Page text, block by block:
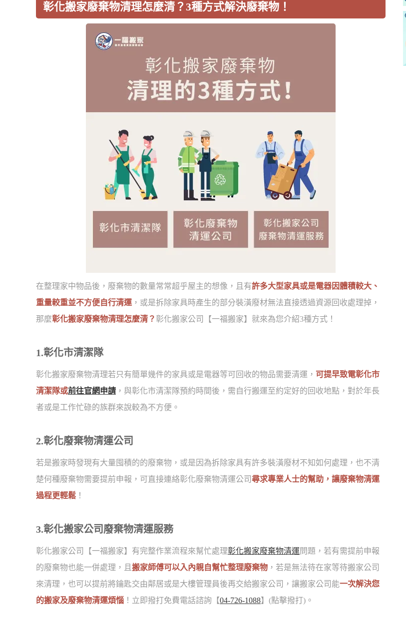
彰化搬家廢棄物清理怎麼清？3種方式解決廢棄物！
在整理家中物品後，廢棄物的數量常常超乎屋主的想像，且有許多大型家具或是電器因體積較大、
重量較重並不方便自行清運 ，或是拆除家具時產生的部分裝潢廢材無法直接透過資源回收處理掉，
那麼彰化搬家廢棄物清理怎麼清？彰化搬家公司【一福搬家】就來為您介紹3種方式！
1.彰化市清潔隊
彰化搬家廢棄物清理若只有簡單幾件的家具或是電器等可回收的物品需要清運， 可提早致電彰化市
清潔隊或前往官網申請 ，與彰化市清潔隊預約時間後，需自行搬運至約定好的回收地點，對於年長
者或是工作忙碌的族群來說較為不方便。
2.彰化廢棄物清運公司
若是搬家時發現有大量囤積的的廢棄物，或是因為拆除家具有許多裝潢廢材不知如何處理，也不清
楚何種廢棄物需要提前申報，可直接連絡彰化廢棄物清運公司 尋求專業人士的幫助，讓廢棄物清運
過程更輕鬆 ！
3.彰化搬家公司廢棄物清運服務
彰化搬家公司【一福搬家】有完整作業流程來幫忙處理彰化搬家廢棄物清運問題，若有需提前申報
的廢棄物也能一併處理，且 搬家師傅可以入內親自幫忙整理廢棄物 ，若是無法待在家等待搬家公司
來清理，也可以提前將鑰匙交由鄰居或是大樓管理員後再交給搬家公司，讓搬家公司能一次解決您
的搬家及廢棄物清運煩惱 ！立即撥打免費電話諮詢【04-726-1088】(點擊撥打)。